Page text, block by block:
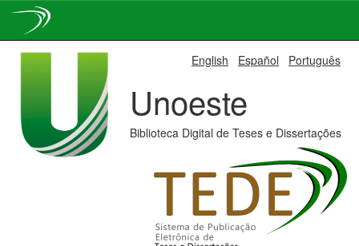
English Español Português
Unoeste
Biblioteca Digital de Teses e Dissertações